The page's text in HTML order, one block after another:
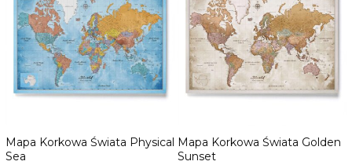
Mapa Korkowa Świata Physical
Sea
Mapa Korkowa Świata Golden
Sunset